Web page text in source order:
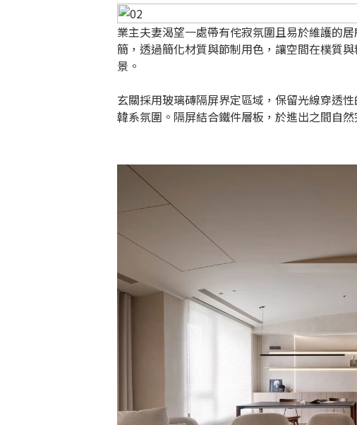
業主夫妻渴望一處帶有侘寂氛圍且易於維護的
簡，透過簡化材質與節制用色，讓空間在樸質
景。
玄關採用玻璃磚隔屏界定區域，保留光線穿透
韓系氛圍。隔屏結合鐵件層板，於進出之間自